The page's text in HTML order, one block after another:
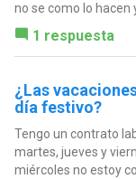
no se como lo hacen
1 respuesta
¿Las
día festivo?
Tengo un contrato
martes, jueves y
miércoles no estoy